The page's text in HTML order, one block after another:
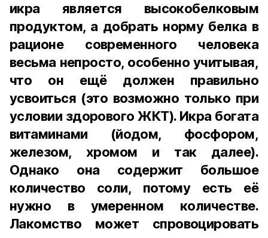
икра является высокобелковым
продуктом, а добрать норму белка в
рационе современного человека
весьма непросто, особенно учитывая,
что он ещё должен правильно
усвоиться (это возможно только при
условии здорового ЖКТ). Икра богата
витаминами (йодом, фосфором,
железом, хромом и так далее).
Однако она содержит большое
количество соли, потому есть её
нужно в умеренном количестве.
Лакомство может спровоцировать